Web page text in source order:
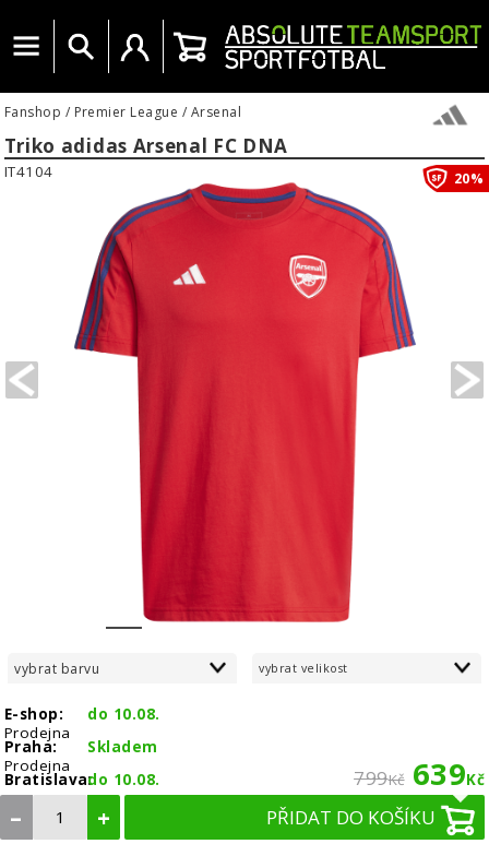
Menu Vyhledat Uživatelský účet
Košík
Fanshop / Premier League / Arsenal
Triko adidas Arsenal FC DNA
2 3 4 5 6 7
IT4104 20%
vybrat barvu vybrat velikost
E-shop:
do 10.08.
Prodejna
Praha:
Skladem
Prodejna
Bratislava:do 10.08. 799Kč 639Kč
– + PŘIDAT DO KOŠÍKU